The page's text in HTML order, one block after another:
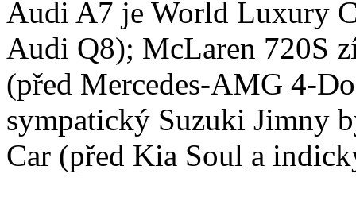
Audi A7 je World Luxury
Audi Q8); McLaren 720S
(před Mercedes-AMG 4-
sympatický Suzuki Jimny
Car (před Kia Soul a